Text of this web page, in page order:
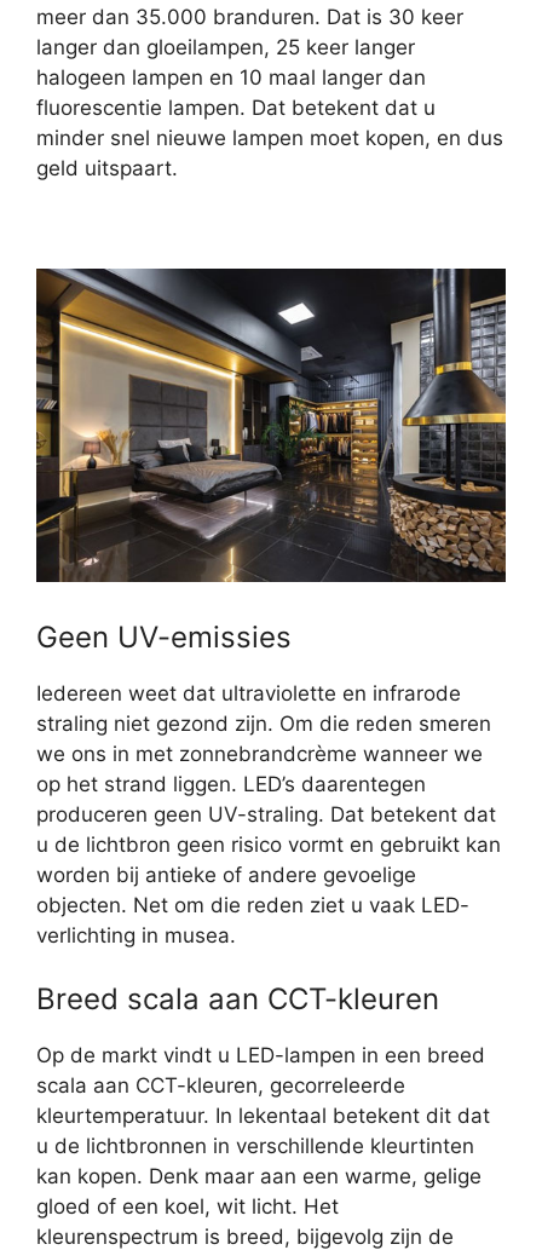
meer dan 35.000 branduren. Dat is 30 keer
langer dan gloeilampen, 25 keer langer
halogeen lampen en 10 maal langer dan
fluorescentie lampen. Dat betekent dat u
minder snel nieuwe lampen moet kopen, en dus
geld uitspaart.
Geen UV-emissies
Iedereen weet dat ultraviolette en infrarode
straling niet gezond zijn. Om die reden smeren
we ons in met zonnebrandcrème wanneer we
op het strand liggen. LED’s daarentegen
produceren geen UV-straling. Dat betekent dat
u de lichtbron geen risico vormt en gebruikt kan
worden bij antieke of andere gevoelige
objecten. Net om die reden ziet u vaak LED-
verlichting in musea.
Breed scala aan CCT-kleuren
Op de markt vindt u LED-lampen in een breed
scala aan CCT-kleuren, gecorreleerde
kleurtemperatuur. In lekentaal betekent dit dat
u de lichtbronnen in verschillende kleurtinten
kan kopen. Denk maar aan een warme, gelige
gloed of een koel, wit licht. Het
kleurenspectrum is breed, bijgevolg zijn de